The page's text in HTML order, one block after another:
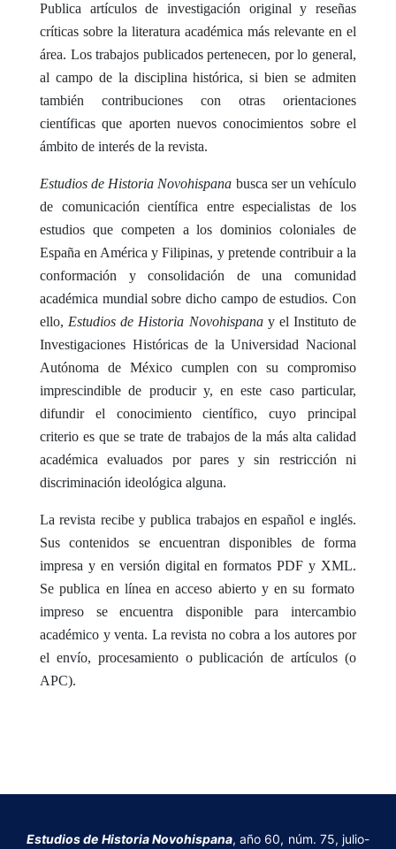
Publica artículos de investigación original y reseñas
críticas sobre la literatura académica más relevante en el
área. Los trabajos publicados pertenecen, por lo general,
al campo de la disciplina histórica, si bien se admiten
también contribuciones con otras orientaciones
científicas que aporten nuevos conocimientos sobre el
ámbito de interés de la revista.
Estudios de Historia Novohispana busca ser un vehículo
de comunicación científica entre especialistas de los
estudios que competen a los dominios coloniales de
España en América y Filipinas, y pretende contribuir a la
conformación y consolidación de una comunidad
académica mundial sobre dicho campo de estudios. Con
ello,Estudios de Historia Novohispanay el Instituto de
Investigaciones Históricas de la Universidad Nacional
Autónoma de México cumplen con su compromiso
imprescindible de producir y, en este caso particular,
difundir el conocimiento científico, cuyo principal
criterio es que se trate de trabajos de la más alta calidad
académica evaluados por pares y sin restricción ni
discriminación ideológica alguna.
La revista recibe y publica trabajos en español e inglés.
Sus contenidos se encuentran disponibles de forma
impresa y en versión digital en formatos PDF y XML.
Se publica en línea en acceso abierto y en su formato
impreso se encuentra disponible para intercambio
académico y venta. La revista no cobra a los autores por
el envío, procesamiento o publicación de artículos (o
APC).
Estudios de Historia Novohispana, año 60, núm. 75, julio-